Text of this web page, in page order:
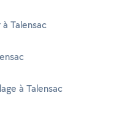
Talensac
à Talensac